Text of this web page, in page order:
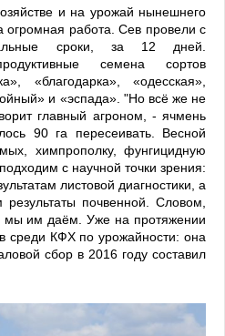
и на урожай нынешнего
огромная работа. Сев провели с
сроки, за 12 дней.
семена сортов
«благодарка», «одесская»,
и «эспада». "Но всё же не
главный агроном, - ячмень
90 га пересеивать. Весной
химпрополку, фунгицидную
с научной точки зрения:
листовой диагностики, а
почвенной. Словом,
мы им даём. Уже на протяжении
среди КФХ по урожайности: она
сбор в 2016 году составил